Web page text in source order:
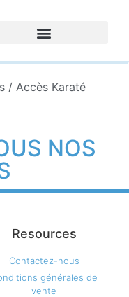
/ Accès Karaté
NOS
Resources
Contactez-nous
générales de
vente